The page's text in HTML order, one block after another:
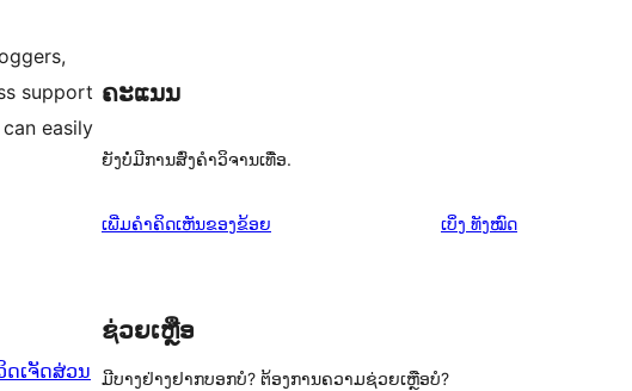
support
easily
ດເຈັດສ່ວນ
ຄະແນນ
ຍັງບໍ່ມີການສົ່ງຄຳວິຈານເທື່ອ.
ເພີ່ມຄຳຄິດເຫັນຂອງຂ້ອຍ ເບິ່ງ ຄຳ
ທັງໝົດ
ຊ່ວຍເຫຼືອ
ມີບາງຢ່າງຢາກບອກບໍ? ຕ້ອງການຄວາມຊ່ວຍເຫຼືອບໍ?